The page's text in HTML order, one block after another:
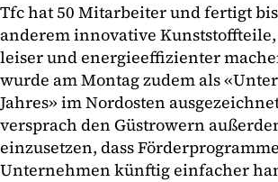
Tfc hat 50 Mitarbeiter und fertigt
anderem innovative
leiser und energieeffizienter
wurde am Montag zudem als
Jahres» im Nordosten
versprach den Güstrowern
einzusetzen, dass
Unternehmen künftig einfacher